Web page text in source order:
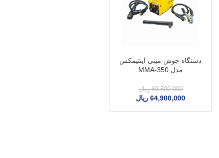
دستگاه جوش مینی اینتیمکس
مدل MMA-350
69,500,000 ریال
64,900,000 ریال